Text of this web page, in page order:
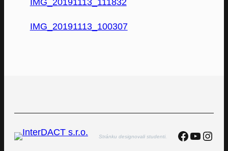
IMG_20191113_111832
IMG_20191113_100307
Stránku designovali studenti.